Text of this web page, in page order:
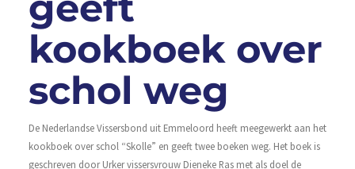
kookboek over
schol weg
De Nederlandse Vissersbond uit Emmeloord heeft meegewerkt aan het
kookboek over schol “Skolle” en geeft twee boeken weg. Het boek is
geschreven door Urker vissersvrouw Dieneke Ras met als doel de